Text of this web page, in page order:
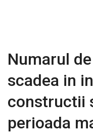
Numarul
scadea in
constructii
perioada